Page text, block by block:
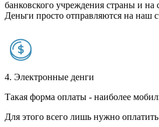
банковского учреждения страны и на
Деньги просто отправляются на наш
4. Электронные денги
Такая форма оплаты - наиболее
Для этого всего лишь нужно